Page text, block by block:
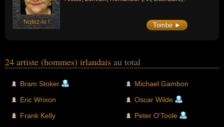
Notez-le ! Tombe ►
24 artiste (hommes) irlandais au total
Bram Stoker
Eric Wrixon
Frank Kelly
Michael Gambon
Oscar Wilde
Peter O'Toole